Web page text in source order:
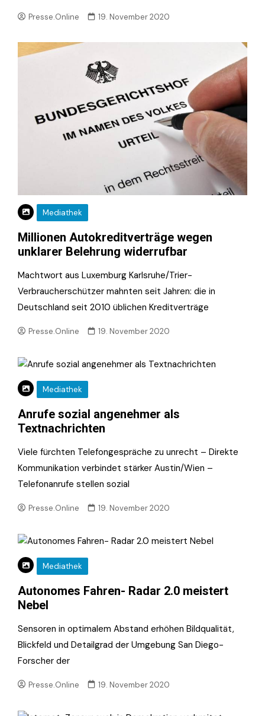
Presse.Online 19. November 2020
Mediathek
Millionen Autokreditverträge wegen
unklarer Belehrung widerrufbar
Machtwort aus Luxemburg Karlsruhe/Trier-
Verbraucherschützer mahnten seit Jahren: die in
Deutschland seit 2010 üblichen Kreditverträge
Presse.Online 19. November 2020
Mediathek
Anrufe sozial angenehmer als
Textnachrichten
Viele fürchten Telefongespräche zu unrecht – Direkte
Kommunikation verbindet stärker Austin/Wien –
Telefonanrufe stellen sozial
Presse.Online 19. November 2020
Mediathek
Autonomes Fahren- Radar 2.0 meistert
Nebel
Sensoren in optimalem Abstand erhöhen Bildqualität,
Blickfeld und Detailgrad der Umgebung San Diego-
Forscher der
Presse.Online 19. November 2020